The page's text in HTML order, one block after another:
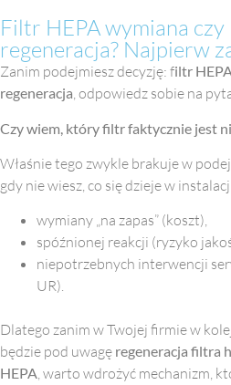
Filtr HEPA wymiana
regeneracja? Najpierw
Zanim podejmiesz decyzję: filtr
regeneracja, odpowiedz sobie na
Czy wiem, który filtr faktycznie jest
Właśnie tego zwykle brakuje w
gdy nie wiesz, co się dzieje w
wymiany „na zapas” (koszt),
spóźnionej reakcji (ryzyko
niepotrzebnych interwencji
UR).
Dlatego zanim w Twojej firmie w
będzie pod uwagę regeneracja filtra
HEPA, warto wdrożyć mechanizm,